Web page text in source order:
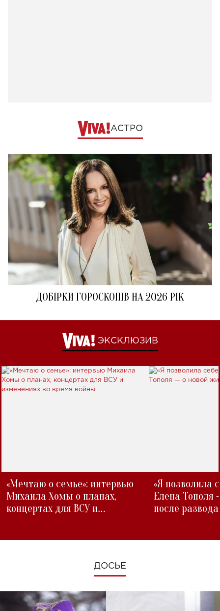
АСТРО
ДОБІРКИ ГОРОСКОПІВ НА 2026 РІК
ЭКСКЛЮЗИВ
«Мечтаю о семье»: интервью
Михаила Хомы о планах,
концертах для ВСУ и
«Я позволила
Елена Тополя
после развода
ДОСЬЕ